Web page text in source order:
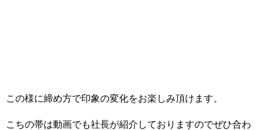
この様に締め方で印象の変化をお楽しみ頂けます。
こちの帯は動画でも社長が紹介しておりますのでぜひ合わ